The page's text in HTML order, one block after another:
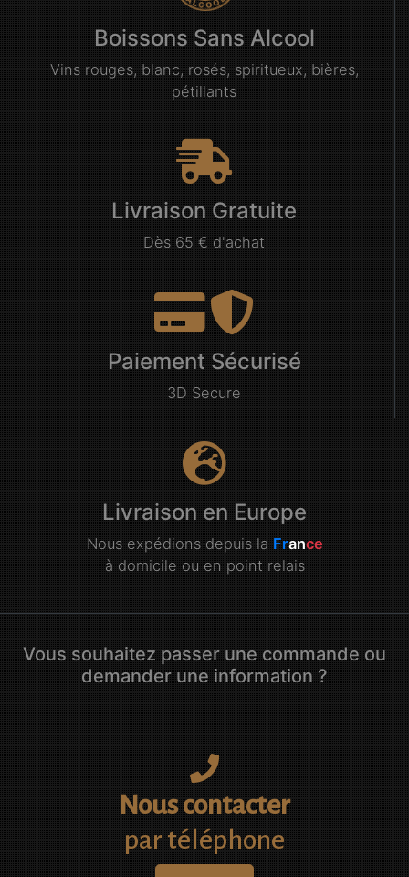
Boissons Sans Alcool
Vins rouges, blanc, rosés, spiritueux, bières,
pétillants
Livraison Gratuite
Dès 65 € d'achat
Paiement Sécurisé
3D Secure
Livraison en Europe
Nous expédions depuis la France
à domicile ou en point relais
Vous souhaitez passer une commande ou
demander une information ?
Nous contacter
par téléphone